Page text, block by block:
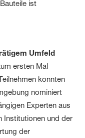
ist
Umfeld
ersten Mal
konnten
nominiert
Experten aus
Institutionen und der
der